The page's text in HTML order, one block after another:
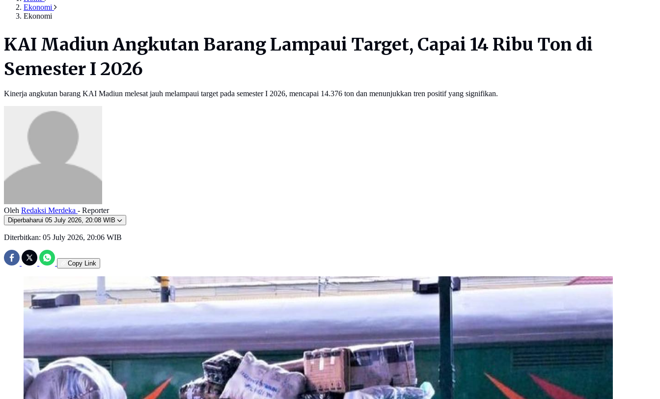
Ekonomi
Ekonomi
KAI Madiun Angkutan Barang Lampaui Target, Capai 14 Ribu Ton di
Semester I 2026
Kinerja angkutan barang KAI Madiun melesat jauh melampaui target pada semester I 2026, mencapai 14.376 ton dan menunjukkan tren positif yang signifikan.
Oleh Redaksi Merdeka - Reporter
Diperbaharui 05 July 2026, 20:08 WIB
Diterbitkan: 05 July 2026, 20:06 WIB
Copy Link